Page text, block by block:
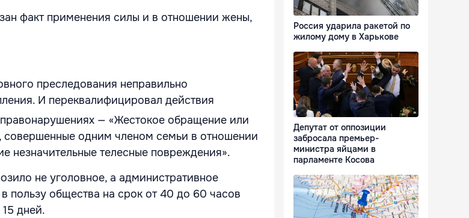
факт применения силы и в отношении жены,
преследования неправильно
И переквалифицировал действия
— «Жестокое обращение или
совершенные одним членом семьи в отношении
незначительные телесные повреждения».
не уголовное, а административное
пользу общества на срок от 40 до 60 часов
дней.
Россия ударила ракетой по
жилому дому в Харькове
Депутат от оппозиции
забросала премьер-
министра яйцами в
парламенте Косова